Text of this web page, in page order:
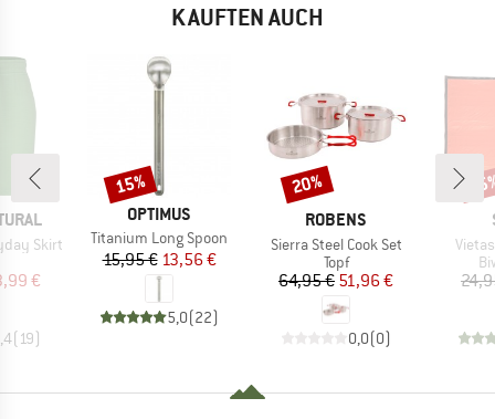
KAUFTEN AUCH
Skirt
Preis
€
(19)
MARKE
OPTIMUS
Artikel
Titanium Long Spoon
Preis
15,95 €reduzierter Preis
13,56 €
5,0(22)
Rabatt
15%
MARKE
ROBENS
Artikel
Sierra Steel Cook Set
Produktgruppe
Topf
Preis
64,95 €reduzierter Preis
51,96 €
0,0(0)
Rabatt
20%
Artikel